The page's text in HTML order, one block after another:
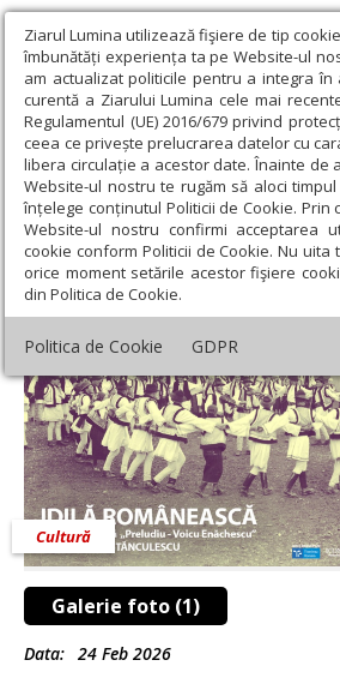
Ziarul Lumina utilizează fişiere de tip
îmbunătăți experiența ta pe Website-ul
am actualizat politicile pentru a integra în
curentă a Ziarului Lumina cele mai
Regulamentul (UE) 2016/679 privind
ceea ce privește prelucrarea datelor cu
libera circulație a acestor date. Înainte de
Website-ul nostru te rugăm să aloci
înțelege conținutul Politicii de Cookie. Prin
Website-ul nostru confirmi acceptarea
cookie conform Politicii de Cookie. Nu uita
orice moment setările acestor fişiere
din Politica de Cookie.
Politica de Cookie GDPR
Ziarul Lumina › Educaţie și Cultură ›
cameral de Dragobete
Concert cameral de
Galerie foto (1)
Cultură
Data: 24 Feb 2026